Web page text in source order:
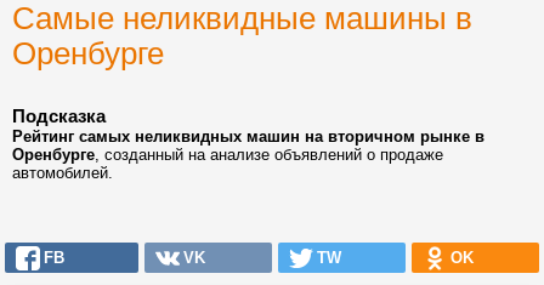
Самые неликвидные машины в
Оренбурге
Подсказка
Рейтинг самых неликвидных машин на вторичном рынке в
Оренбурге, созданный на анализе объявлений о продаже
автомобилей.
FB VK TW OK